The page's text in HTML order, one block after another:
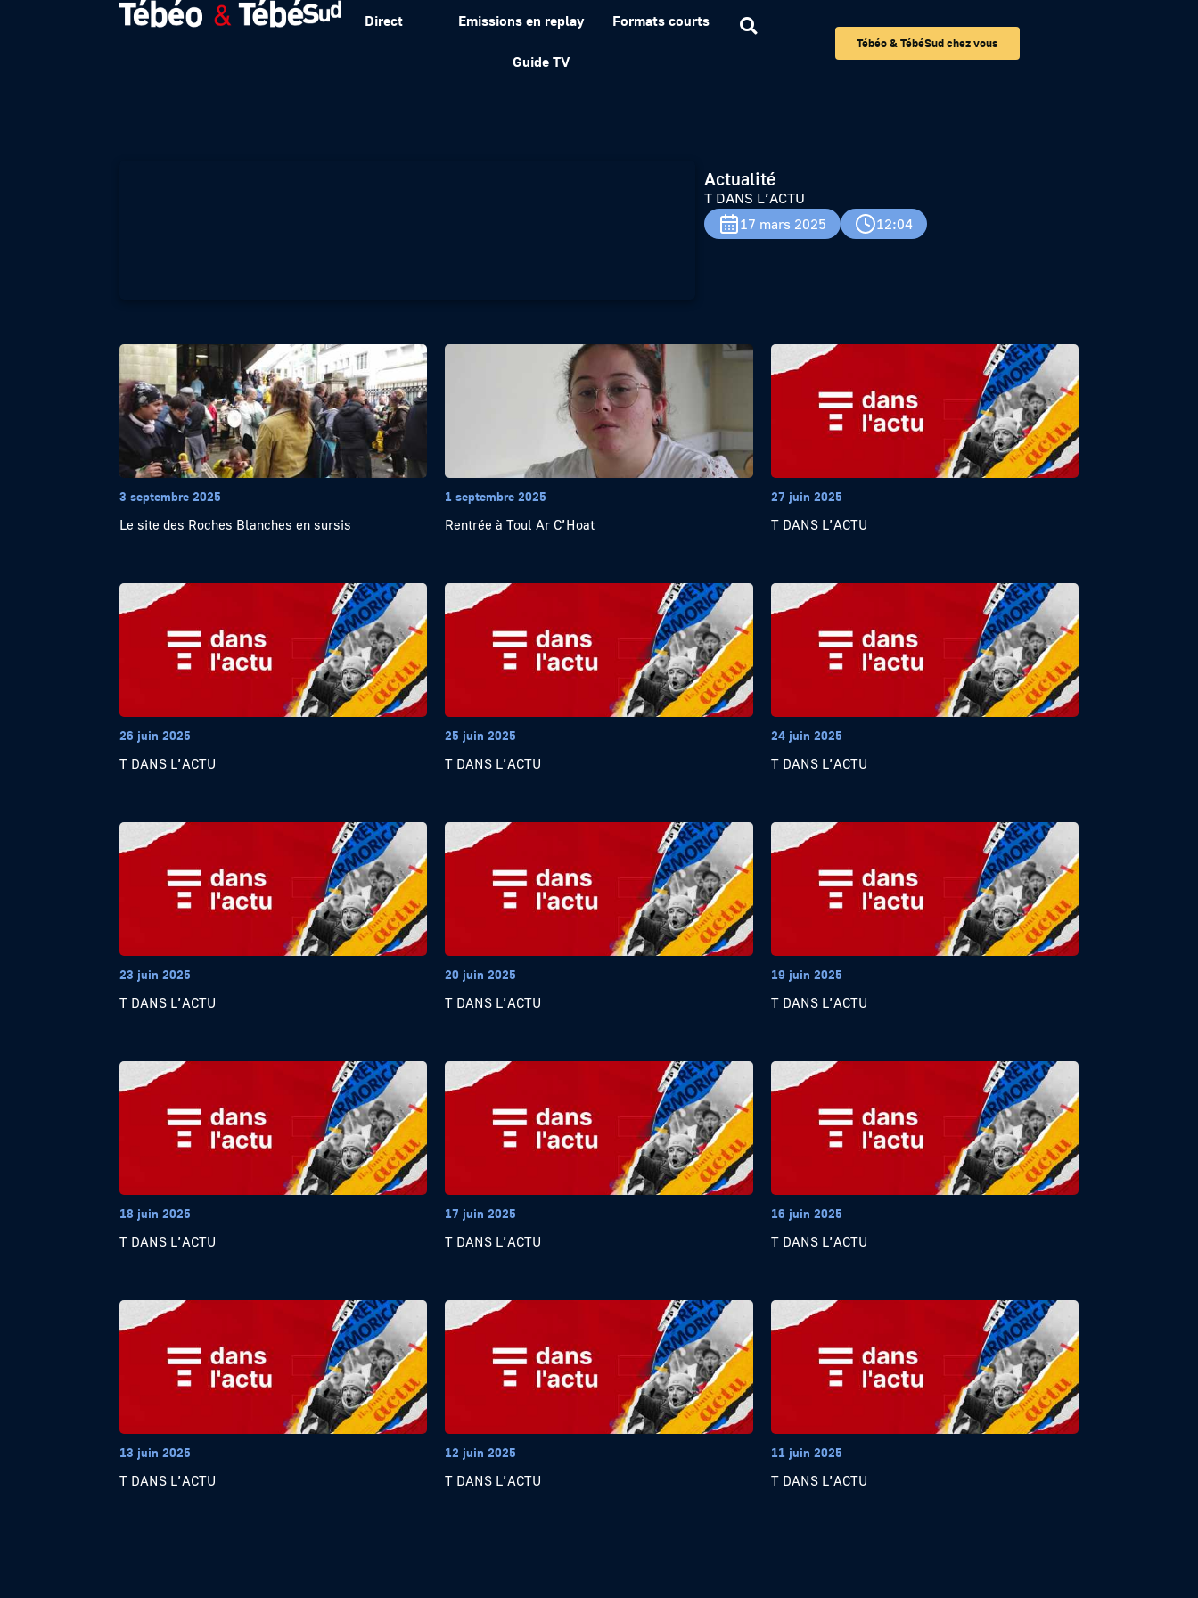
Direct Emissions en replay Formats courts
Guide TV
Tébéo & TébéSud chez vous
Actualité
T DANS L’ACTU
17 mars 2025
12:04
3 septembre 2025
Le site des Roches Blanches en sursis
1 septembre 2025
Rentrée à Toul Ar C’Hoat
27 juin 2025
T DANS L’ACTU
26 juin 2025
T DANS L’ACTU
25 juin 2025
T DANS L’ACTU
24 juin 2025
T DANS L’ACTU
23 juin 2025
T DANS L’ACTU
20 juin 2025
T DANS L’ACTU
19 juin 2025
T DANS L’ACTU
18 juin 2025
T DANS L’ACTU
17 juin 2025
T DANS L’ACTU
16 juin 2025
T DANS L’ACTU
13 juin 2025
T DANS L’ACTU
12 juin 2025
T DANS L’ACTU
11 juin 2025
T DANS L’ACTU